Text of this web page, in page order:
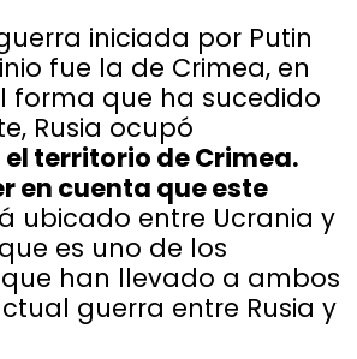
iniciada por Putin
fue la de Crimea, en
forma que ha sucedido
Rusia ocupó
el territorio de Crimea.
en cuenta que este
ubicado entre Ucrania y
es uno de los
han llevado a ambos
guerra entre Rusia y